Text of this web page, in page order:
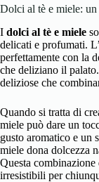
Dolci al tè e miele:
I dolci al tè e miele
delicati e profumati.
perfettamente con la
che deliziano il
deliziose che
Quando si tratta di
miele può dare un
gusto aromatico e un
miele dona dolcezza
Questa
irresistibili per